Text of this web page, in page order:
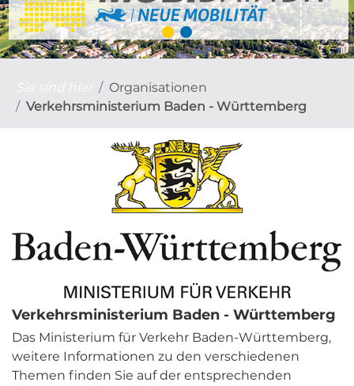
Organisationen
Verkehrsministerium Baden - Württemberg
Verkehrsministerium Baden - Württemberg
Das Ministerium für Verkehr Baden-Württemberg,
weitere Informationen zu den verschiedenen
Themen finden Sie auf der entsprechenden